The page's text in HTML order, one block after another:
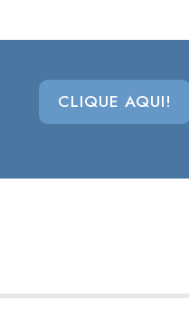
CLIQUE AQUI!